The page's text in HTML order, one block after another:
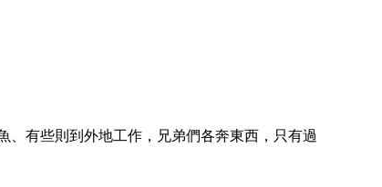
有些則到外地工作，兄弟們各奔東西，只有過